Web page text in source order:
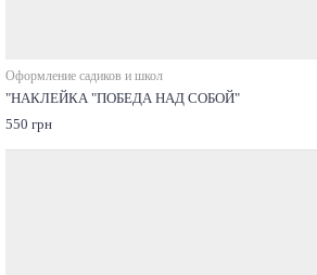
Оформление садиков и школ
"НАКЛЕЙКА "ПОБЕДА НАД СОБОЙ"
550 грн